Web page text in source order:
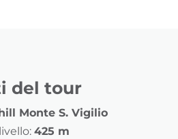
del tour
Monte S. Vigilio
425 m